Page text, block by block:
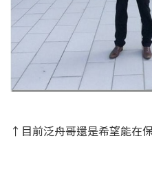
↑目前泛舟哥還是希望能在